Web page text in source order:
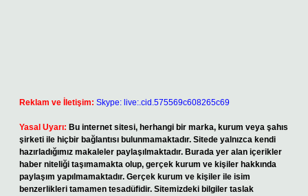
Reklam ve İletişim: Skype: live:.cid.575569c608265c69
Yasal Uyarı: Bu internet sitesi, herhangi bir marka, kurum veya şahıs
şirketi ile hiçbir bağlantısı bulunmamaktadır. Sitede yalnızca kendi
hazırladığımız makaleler paylaşılmaktadır. Burada yer alan içerikler
haber niteliği taşımamakta olup, gerçek kurum ve kişiler hakkında
paylaşım yapılmamaktadır. Gerçek kurum ve kişiler ile isim
benzerlikleri tamamen tesadüfidir. Sitemizdeki bilgiler taslak